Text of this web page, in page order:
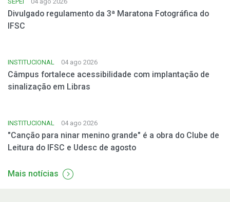
Divulgado regulamento da 3ª Maratona Fotográfica do
IFSC
INSTITUCIONAL 04 ago 2026
Câmpus fortalece acessibilidade com implantação de
sinalização em Libras
INSTITUCIONAL 04 ago 2026
"Canção para ninar menino grande" é a obra do Clube de
Leitura do IFSC e Udesc de agosto
Mais notícias